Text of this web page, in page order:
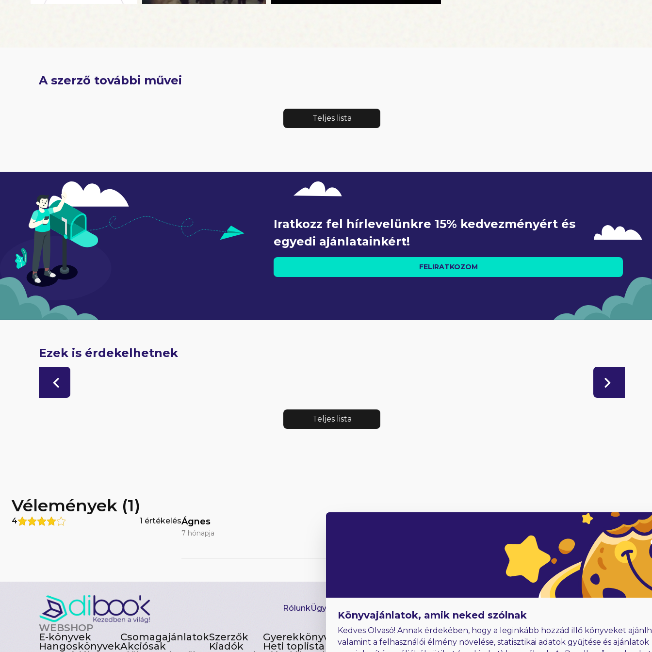
A szerző további művei
Teljes lista
Iratkozz fel hírlevelünkre 15% kedvezményért és
egyedi ajánlatainkért!
FELIRATKOZOM
Ezek is érdekelhetnek
Teljes lista
Vélemények (1)
4 1 értékelésÁgnes
7 hónapja
4
RólunkÜgyfélszolgálat
WEBSHOP
E-könyvek
Hangoskönyvek
Csomagajánlatok
Akciósak
Szerzők
Kiadók
Gyerekkönyvek
Heti toplista
Könyvajánlatok, amik neked szólnak
Kedves Olvasó! Annak érdekében, hogy a leginkább hozzád illő könyveket
valamint a felhasználói élmény növelése, statisztikai adatok gyűjtése és ajánlatok